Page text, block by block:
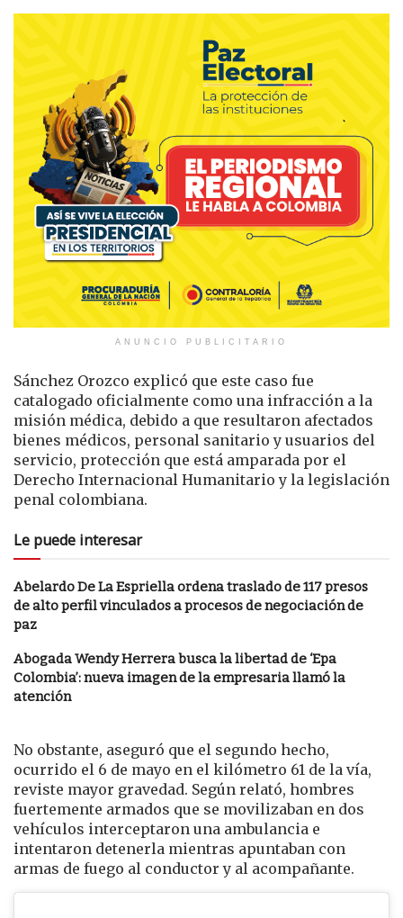
ANUNCIO PUBLICITARIO
Sánchez Orozco explicó que este caso fue
catalogado oficialmente como una infracción a la
misión médica, debido a que resultaron afectados
bienes médicos, personal sanitario y usuarios del
servicio, protección que está amparada por el
Derecho Internacional Humanitario y la legislación
penal colombiana.
Le puede interesar
Abelardo De La Espriella ordena traslado de 117 presos
de alto perfil vinculados a procesos de negociación de
paz
Abogada Wendy Herrera busca la libertad de ‘Epa
Colombia’: nueva imagen de la empresaria llamó la
atención
No obstante, aseguró que el segundo hecho,
ocurrido el 6 de mayo en el kilómetro 61 de la vía,
reviste mayor gravedad. Según relató, hombres
fuertemente armados que se movilizaban en dos
vehículos interceptaron una ambulancia e
intentaron detenerla mientras apuntaban con
armas de fuego al conductor y al acompañante.